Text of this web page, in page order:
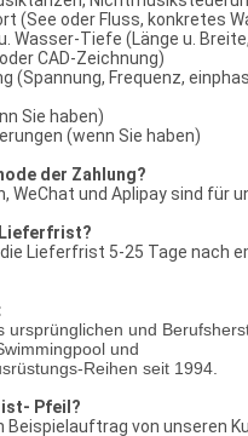
(See oder Fluss, konkretes
Wasser-Tiefe (Länge u. Breite,
CAD-Zeichnung)
(Spannung, Frequenz,
Sie haben)
(wenn Sie haben)
der Zahlung?
WeChat und Aplipay sind für
Lieferfrist 5-25 Tage nach
ursprünglichen und
und
Reihen seit 1994.
Pfeil?
Beispielauftrag von unseren